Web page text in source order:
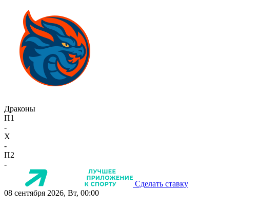
Драконы
П1
-
X
-
П2
-
Сделать ставку
08 сентября 2026, Вт, 00:00